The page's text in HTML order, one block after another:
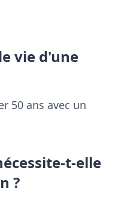
vie d'une
50 ans avec un
t-elle
?